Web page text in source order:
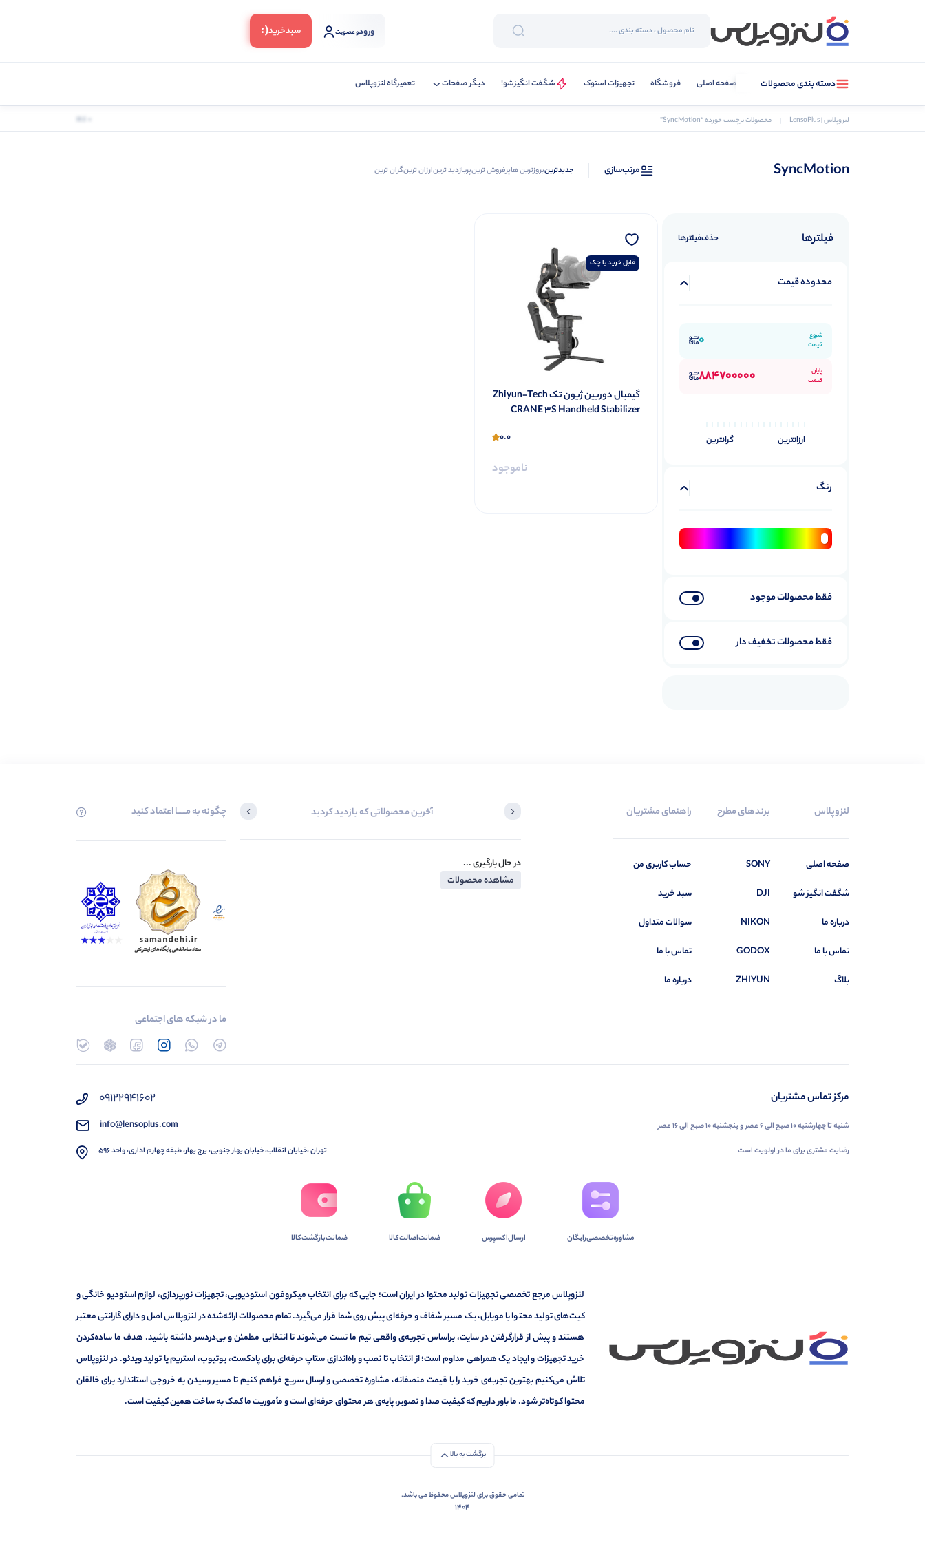
ورودو عضویت سبد‌خرید(:
دسته بندی محصولات صفحه اصلی فروشگاه تجهیزات استوک شگفت انگیزشو! دیگر صفحات تعمیرگاه لنزوپلاس
لنزوپلاس | LensoPlus محصولات برچسب خورده “SyncMotion”
SyncMotion
فیلترها حذف‌فیلتر‌ها
محدوده قیمت
شروع
قیمت
0
پایان
قیمت
884700000
ارزانترین گرانترین
رنگ
فقط محصولات موجود
فقط محصولات تخفیف دار
مرتب‌سازی جدیدترینبروزترین هاپرفروش ترینپربازدید ترینارزان ترینگران ترین
گیمبال دوربین ژیون تک Zhiyun-Tech
CRANE 3S Handheld Stabilizer
0.0
ناموجود
قابل خرید با چک
لنزوپلاس
صفحه اصلی
شگفت انگیز شو
درباره ما
تماس با ما
بلاگ
برندهای مطرح
SONY
DJI
NIKON
GODOX
ZHIYUN
راهنمای مشتریان
حساب کاربری من
سبد خرید
سوالات متداول
تماس با ما
درباره ما
آخرین محصولاتی که بازدید کردید
در حال بارگیری ...
مشاهده محصولات
چگونه به مــــــا اعتماد کنید
ما در شبکه های اجتماعی
مرکز تماس مشتریان
شنبه تا چهارشنبه ۱۰ صبح الی ۶ عصر و پنجشنبه ۱۰ صبح الی ۱۶ عصر
رضایت مشتری برای ما در اولویت است
۰۹۱۲۲۹۴۱۶۰۲
info@lensoplus.com
تهران ،خیابان انقلاب، خیابان بهار جنوبی، برج بهار، طبقه چهارم اداری، واحد ۵۹۶
مشاوره‌تخصصی‌رایگان ارسال‌اکسپرس ضمانت‌اصالت‌کالا ضمانت‌بازگشت‌کالا
لنزوپلاس مرجع تخصصی تجهیزات تولید محتوا در ایران است؛ جایی که برای انتخاب میکروفون استودیویی، تجهیزات نورپردازی، لوازم استودیو خانگی و
کیت‌های تولید محتوا با موبایل، یک مسیر شفاف و حرفه‌ای پیش روی شما قرار می‌گیرد. تمام محصولات ارائه‌شده در لنزوپلاس اصل و دارای گارانتی معتبر
هستند و پیش از قرارگرفتن در سایت، براساس تجربه‌ی واقعی تیم ما تست می‌شوند تا انتخابی مطمئن و بی‌دردسر داشته باشید. هدف ما ساده‌کردن
خرید تجهیزات و ایجاد یک همراهی مداوم است؛ از انتخاب تا نصب و راه‌اندازی ستاپ حرفه‌ای برای پادکست، یوتیوب، استریم یا تولید ویدئو. در لنزوپلاس
تلاش می‌کنیم بهترین تجربه‌ی خرید را با قیمت منصفانه، مشاوره تخصصی و ارسال سریع فراهم کنیم تا مسیر رسیدن به خروجی استاندارد برای خالقان
محتوا کوتاه‌تر شود. ما باور داریم که کیفیت صدا و تصویر، پایه‌ی هر محتوای حرفه‌ای است و مأموریت ما کمک به ساخت همین کیفیت است.
برگشت به بالا
تمامی حقوق برای لنزوپلاس محفوظ می باشد.
1404